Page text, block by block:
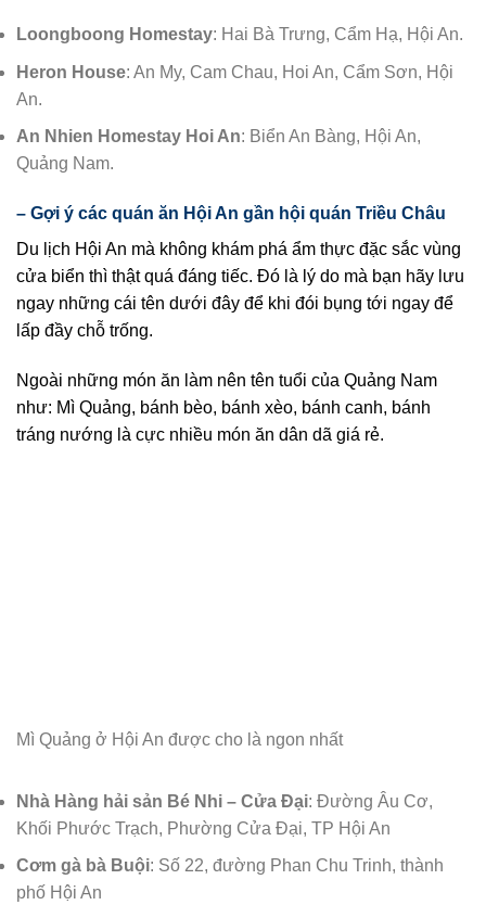
Loongboong Homestay: Hai Bà Trưng, Cẩm Hạ, Hội An.
Heron House: An My, Cam Chau, Hoi An, Cẩm Sơn, Hội
An.
An Nhien Homestay Hoi An: Biển An Bàng, Hội An,
Quảng Nam.
– Gợi ý các quán ăn Hội An gần hội quán Triều Châu
Du lịch Hội An mà không khám phá ẩm thực đặc sắc vùng
cửa biển thì thật quá đáng tiếc. Đó là lý do mà bạn hãy lưu
ngay những cái tên dưới đây để khi đói bụng tới ngay để
lấp đầy chỗ trống.
Ngoài những món ăn làm nên tên tuổi của Quảng Nam
như: Mì Quảng, bánh bèo, bánh xèo, bánh canh, bánh
tráng nướng là cực nhiều món ăn dân dã giá rẻ.
Mì Quảng ở Hội An được cho là ngon nhất
Nhà Hàng hải sản Bé Nhi – Cửa Đại: Đường Âu Cơ,
Khối Phước Trạch, Phường Cửa Đại, TP Hội An
Cơm gà bà Buội: Số 22, đường Phan Chu Trinh, thành
phố Hội An